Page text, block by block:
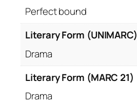
Perfect bound
Literary Form (UNIMARC)
Drama
Literary Form (MARC 21)
Drama